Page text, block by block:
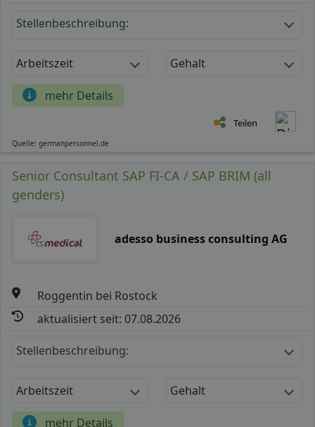
Stellenbeschreibung:
Arbeitszeit Gehalt
mehr Details
Teilen
Quelle: germanpersonnel.de
Senior Consultant SAP FI-CA / SAP BRIM (all
genders)
adesso business consulting AG
Roggentin bei Rostock
aktualisiert seit: 07.08.2026
Stellenbeschreibung:
Arbeitszeit Gehalt
mehr Details